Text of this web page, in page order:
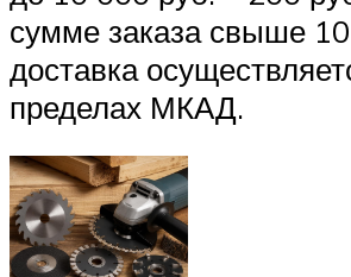
сумме заказа свыше
доставка
пределах МКАД.